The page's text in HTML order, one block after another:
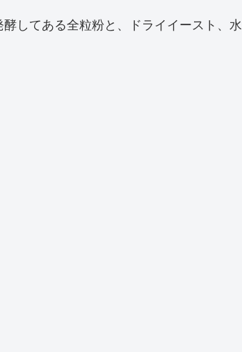
してある全粒粉と、ドライイースト、水